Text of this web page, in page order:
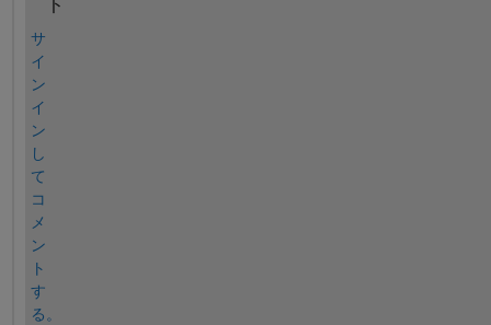
ト
サ
イ
ン
イ
ン
し
て
コ
メ
ン
ト
す
る。